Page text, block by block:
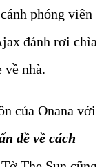
phóng viên
đánh rơi chìa
về nhà.
của Onana với
đề về cách